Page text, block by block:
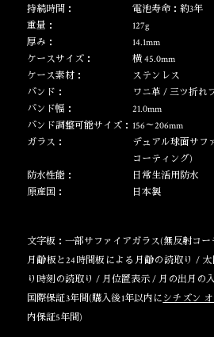
持続時間：
電池寿命：約3年
重量：
127g
厚み：
14.1mm
ケースサイズ：
横 45.0mm
ケース素材：
ステンレス
バンド：
ワニ革 / 三ツ折れ
バンド幅：
21.0mm
バンド調整可能サイズ： 156～206mm
ガラス：
デュアル球面サフ
コーティング)
防水性能：
日常生活用防水
原産国：
日本製
文字板：一部サファイアガラス(無反射コー
月齢板と24時間板による月齢の読取り /
り時刻の読取り / 月位置表示 / 月の出月の
国際保証3年間(購入後1年以内にシチズン
内保証5年間)